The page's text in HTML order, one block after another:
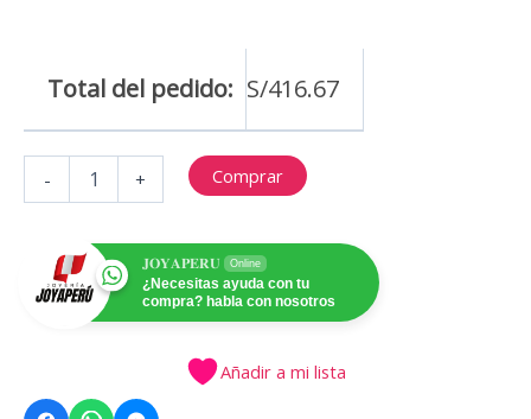
Total del pedido: S/416.67
-
PARA
PARA
ELLA
cantidad
+ Comprar
𝐉𝐎𝐘𝐀𝐏𝐄𝐑𝐔 Online
¿Necesitas ayuda con tu
compra? habla con nosotros
Añadir a mi lista